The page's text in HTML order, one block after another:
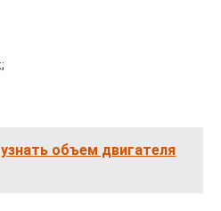
объем двигателя